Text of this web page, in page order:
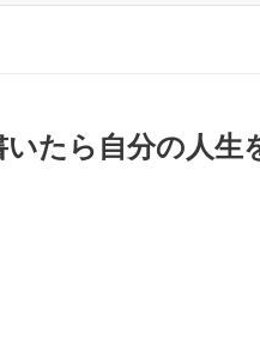
たら自分の人生